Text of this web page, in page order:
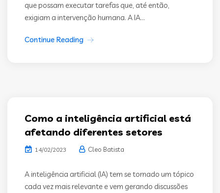
que possam executar tarefas que, até então,
exigiam a intervenção humana. A IA...
Continue Reading
Como a inteligência artificial está
afetando diferentes setores
14/02/2023 Cleo Batista
A inteligência artificial (IA) tem se tornado um tópico
cada vez mais relevante e vem gerando discussões